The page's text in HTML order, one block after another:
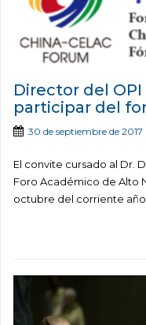
Director del
participar del
30 de septiembre de 2017
El convite cursado al Dr.
Foro Académico de Alto
octubre del corriente